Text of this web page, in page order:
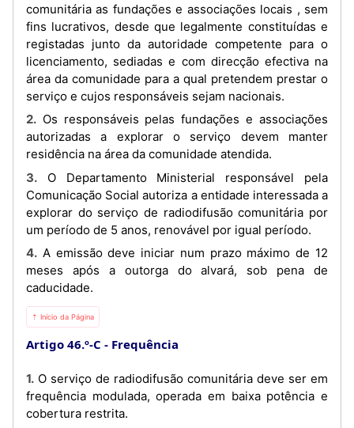
comunitária as fundações e associações locais , sem
fins lucrativos, desde que legalmente constituídas e
registadas junto da autoridade competente para o
licenciamento, sediadas e com direcção efectiva na
área da comunidade para a qual pretendem prestar o
serviço e cujos responsáveis sejam nacionais.
2. Os responsáveis pelas fundações e associações
autorizadas a explorar o serviço devem manter
residência na área da comunidade atendida.
3. O Departamento Ministerial responsável pela
Comunicação Social autoriza a entidade interessada a
explorar do serviço de radiodifusão comunitária por
um período de 5 anos, renovável por igual período.
4. A emissão deve iniciar num prazo máximo de 12
meses após a outorga do alvará, sob pena de
caducidade.
⇡ Início da Página
Artigo 46.º-C Frequência
1. O serviço de radiodifusão comunitária deve ser em
frequência modulada, operada em baixa potência e
cobertura restrita.